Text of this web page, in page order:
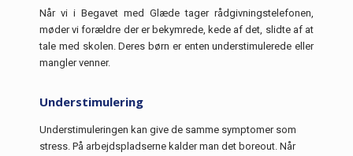
Når vi i Begavet med Glæde tager rådgivningstelefonen,
møder vi forældre der er bekymrede, kede af det, slidte af at
tale med skolen. Deres børn er enten understimulerede eller
mangler venner.
Understimulering
Understimuleringen kan give de samme symptomer som
stress. På arbejdspladserne kalder man det boreout. Når